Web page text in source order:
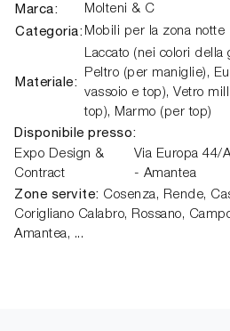
Marca: Molteni & C
Categoria: Mobili per la zona notte
Materiale:
Laccato (nei colori della
Peltro (per maniglie),
vassoio e top), Vetro
top), Marmo (per top)
Disponibile presso:
Expo Design &
Contract
Via Europa 44/
- Amantea
Zone servite: Cosenza, Rende,
Corigliano Calabro, Rossano,
Amantea, ...